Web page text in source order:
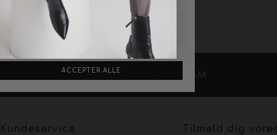
FØLG OS PÅ:FACEBOOK INSTAGRAM
Kundeservice Tilmeld dig